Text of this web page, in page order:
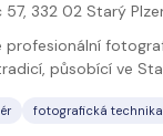
57, 332 02 Starý
profesionální
působící ve
fotografická technika